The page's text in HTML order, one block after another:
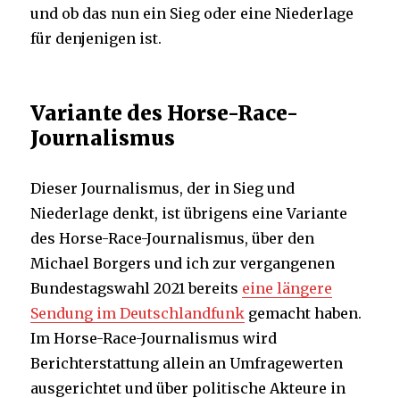
und ob das nun ein Sieg oder eine Niederlage
für denjenigen ist.
Variante des Horse-Race-
Journalismus
Dieser Journalismus, der in Sieg und
Niederlage denkt, ist übrigens eine Variante
des Horse-Race-Journalismus, über den
Michael Borgers und ich zur vergangenen
Bundestagswahl 2021 bereits eine längere
Sendung im Deutschlandfunk gemacht haben.
Im Horse-Race-Journalismus wird
Berichterstattung allein an Umfragewerten
ausgerichtet und über politische Akteure in